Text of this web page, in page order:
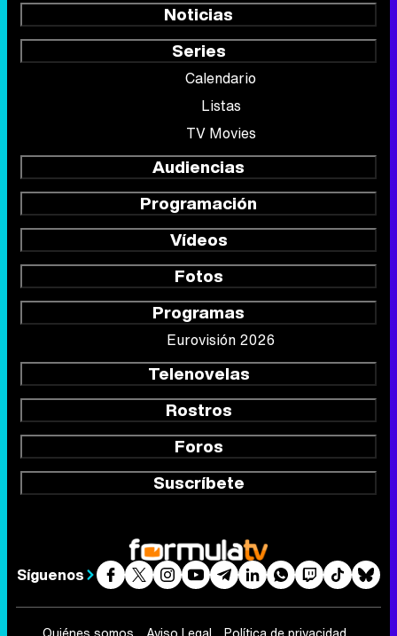
Noticias
Series
Calendario
Listas
TV Movies
Audiencias
Programación
Vídeos
Fotos
Programas
Eurovisión 2026
Telenovelas
Rostros
Foros
Suscríbete
Síguenos